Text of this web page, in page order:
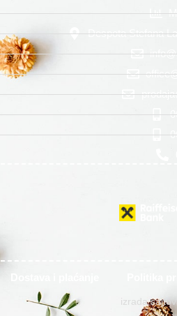
Despota Stefana
izrada